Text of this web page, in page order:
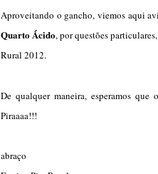
Aproveitando o gancho, viemos aqui
Quarto Ácido, por questões
Rural 2012.
De qualquer maneira, esperamos que
Piraaaa!!!
abraço